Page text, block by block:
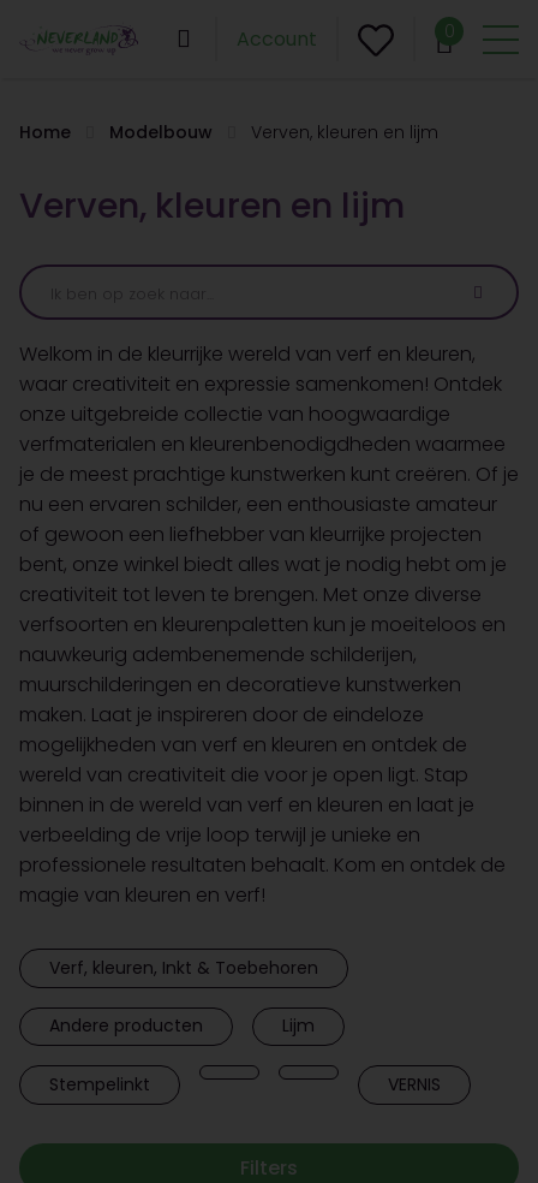
Account 0
Home Modelbouw Verven, kleuren en lijm
Verven, kleuren en lijm
Welkom in de kleurrijke wereld van verf en kleuren,
waar creativiteit en expressie samenkomen! Ontdek
onze uitgebreide collectie van hoogwaardige
verfmaterialen en kleurenbenodigdheden waarmee
je de meest prachtige kunstwerken kunt creëren. Of je
nu een ervaren schilder, een enthousiaste amateur
of gewoon een liefhebber van kleurrijke projecten
bent, onze winkel biedt alles wat je nodig hebt om je
creativiteit tot leven te brengen. Met onze diverse
verfsoorten en kleurenpaletten kun je moeiteloos en
nauwkeurig adembenemende schilderijen,
muurschilderingen en decoratieve kunstwerken
maken. Laat je inspireren door de eindeloze
mogelijkheden van verf en kleuren en ontdek de
wereld van creativiteit die voor je open ligt. Stap
binnen in de wereld van verf en kleuren en laat je
verbeelding de vrije loop terwijl je unieke en
professionele resultaten behaalt. Kom en ontdek de
magie van kleuren en verf!
Verf, kleuren, Inkt & Toebehoren
Andere producten Lijm
Stempelinkt VERNIS
Filters